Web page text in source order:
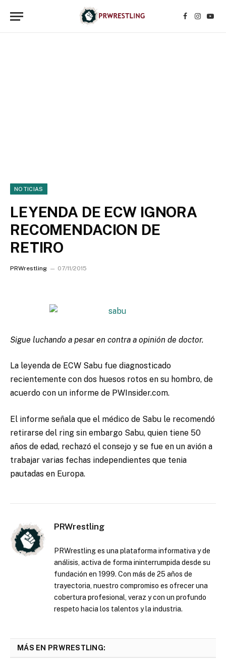
Facebook
NOTICIAS
LEYENDA DE ECW IGNORA
RECOMENDACION DE
RETIRO
PRWrestling 07/11/2015
Sigue luchando a pesar en contra a opinión de doctor.
La leyenda de ECW Sabu fue diagnosticado
recientemente con dos huesos rotos en su hombro, de
acuerdo con un informe de PWInsider.com.
El informe señala que el médico de Sabu le recomendó
retirarse del ring sin embargo Sabu, quien tiene 50
años de edad, rechazó el consejo y se fue en un avión a
trabajar varias fechas independientes que tenia
pautadas en Europa.
PRWrestling
PRWrestling es una plataforma informativa y de
análisis, activa de forma ininterrumpida desde su
fundación en 1999. Con más de 25 años de
trayectoria, nuestro compromiso es ofrecer una
cobertura profesional, veraz y con un profundo
respeto hacia los talentos y la industria.
MÁS EN PRWRESTLING: